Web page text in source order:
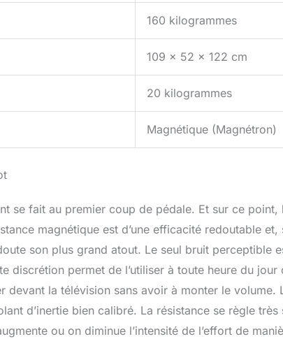
160 kilogrammes
109 x 52 x 122 cm
20 kilogrammes
Magnétique (Magnétron)
se fait au premier coup de pédale. Et sur ce point,
magnétique est d’une efficacité redoutable
son plus grand atout. Le seul bruit perceptible
discrétion permet de l’utiliser à toute heure du
devant la télévision sans avoir à monter le
d’inertie bien calibré. La résistance se règle
ou on diminue l’intensité de l’effort de